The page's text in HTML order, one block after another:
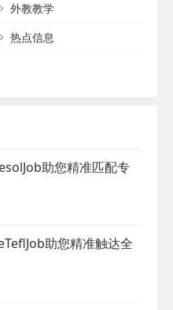
的签证处理以及丰富的福利待
工作量：学校应确保外籍教师
理...
外教教学
热点信息
助您精准匹配专
助您精准触达全